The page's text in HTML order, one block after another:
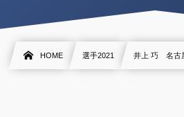
HOME 選手2021 井上 巧 名古